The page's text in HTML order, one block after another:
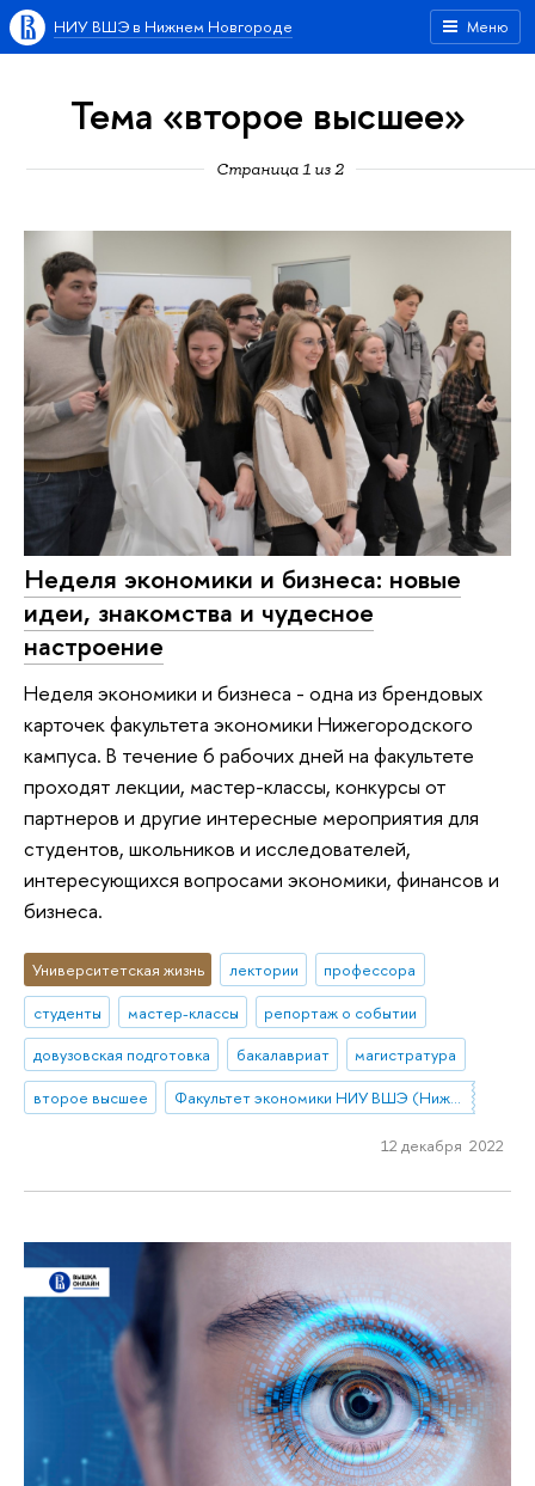
Меню
НИУ ВШЭ в Нижнем Новгороде
Тема «второе высшее»
Страница 1 из 2
Неделя экономики и бизнеса: новые
идеи, знакомства и чудесное
настроение
Неделя экономики и бизнеса - одна из брендовых
карточек факультета экономики Нижегородского
кампуса. В течение 6 рабочих дней на факультете
проходят лекции, мастер-классы, конкурсы от
партнеров и другие интересные мероприятия для
студентов, школьников и исследователей,
интересующихся вопросами экономики, финансов и
бизнеса.
Университетская жизнь лектории
профессора
студенты
мастер-классы
репортаж о событии
довузовская подготовка
бакалавриат
магистратура
второе высшее
Факультет экономики НИУ ВШЭ (Нижний Новгород)
12 декабря 2022